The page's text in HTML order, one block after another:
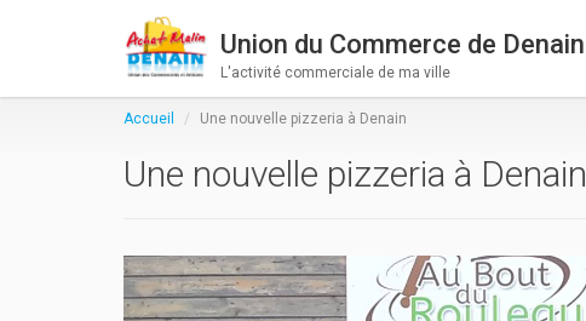
Union du Commerce de Denain
L'activité commerciale de ma ville
Accueil Une nouvelle pizzeria à Denain
Une nouvelle pizzeria à Denain